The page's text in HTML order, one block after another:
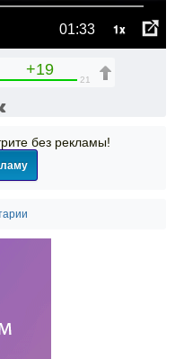
01:33 1x
+19
21
без рекламы!